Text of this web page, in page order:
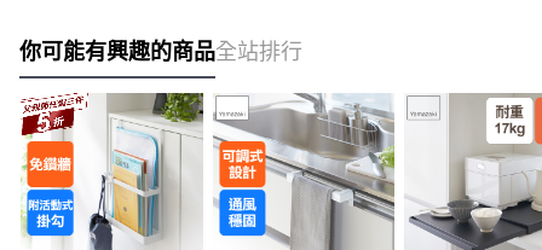
你可能有興趣的商品全站排行